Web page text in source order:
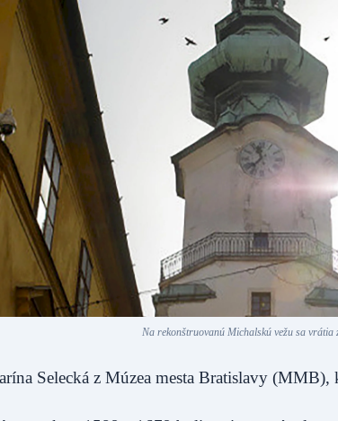
Na rekonštruovanú Michalskú vežu sa vrátia
Selecká z Múzea mesta Bratislavy